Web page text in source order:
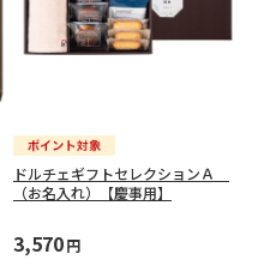
ドルチェギフトセレクションＡ
（お名入れ）【慶事用】
3,570円